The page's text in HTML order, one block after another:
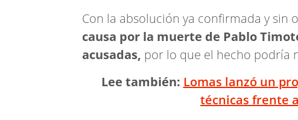
Con la absolución ya confirmada y sin
causa por la muerte de Pablo
acusadas, por lo que el hecho podría
Lee también: Lomas lanzó un
técnicas frente